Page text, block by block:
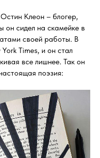
Клеон – блогер,
он сидел на скамейке в
своей работы. В
Times, и он стал
все лишнее. Так он
поэзия: